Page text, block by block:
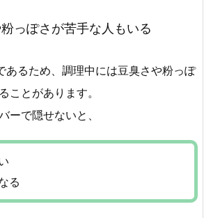
っぽさが苦手な人もいる
あるため、調理中には豆臭さや粉っぽ
ことがあります。
ーで隠せないと、
る